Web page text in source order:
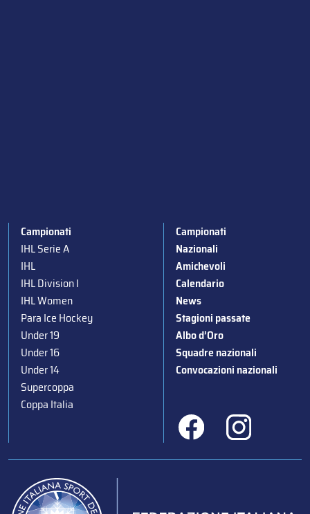
Campionati
IHL Serie A
IHL
IHL Division I
IHL Women
Para Ice Hockey
Under 19
Under 16
Under 14
Supercoppa
Coppa Italia
Campionati
Nazionali
Amichevoli
Calendario
News
Stagioni passate
Albo d’Oro
Squadre nazionali
Convocazioni nazionali